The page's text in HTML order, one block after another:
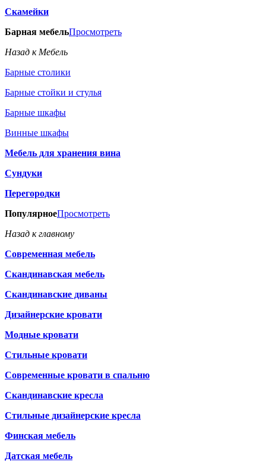
Скамейки
Барная мебельПросмотреть
Назад к Мебель
Барные столики
Барные стойки и стулья
Барные шкафы
Винные шкафы
Мебель для хранения вина
Сундуки
Перегородки
ПопулярноеПросмотреть
Назад к главному
Современная мебель
Скандинавская мебель
Скандинавские диваны
Дизайнерские кровати
Модные кровати
Стильные кровати
Современные кровати в спальню
Скандинавские кресла
Стильные дизайнерские кресла
Финская мебель
Датская мебель